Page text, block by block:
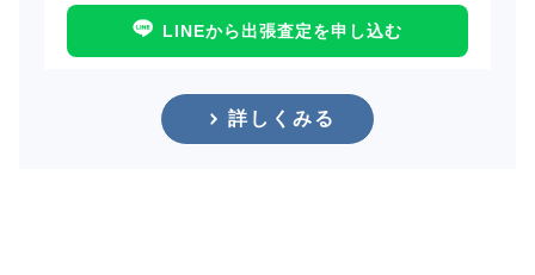
LINEから出張査定を申し込む
詳しくみる